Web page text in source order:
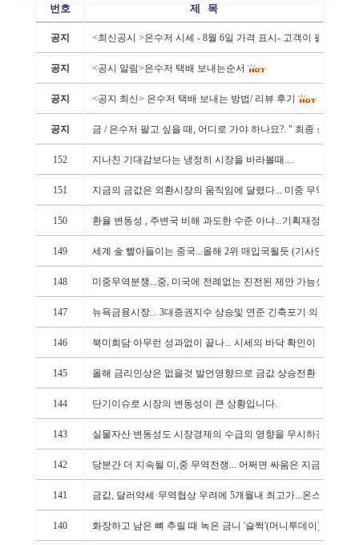
번호 제 목
공지 <최신공시 >은수저 시세 - 8월 6일 가격 표시- 고객이 팔 때 - 1
공지 <공시 알림>은수저 택배 보내는순서
공지 <공지 최신> 은수저 택배 보내는 방법/ 리뷰 후기
공지 금 / 은수저 팔고 싶을 때, 어디로 가야 하나요?. " 최종 실 수령
152 지나친 기대감보다는 냉정히 시장을 바라볼때....
151 지금의 금값은 외환시장의 움직임에 달렸다... 미중 무역분쟁
150 환율 변동성 , 주변국 비해 과도한 수준 아냐...기획재정부 차관
149 세계 金 빨아들이는 중국...올해 2위 매입국될듯 (기사인용)
148 미중무역분쟁...중, 미국에 전례없는 진전된 제안 가능성에 다
147 뉴욕금융시장... 3대증권지수 상승및 연준 긴축포기 의사표현에
146 북미회담 아무런 성과없이 끝나... 시세의 바닥 확인이 중요한
145 올해 금리인상은 없을것 발언영향으로 금값 상승전환
144 단기이슈로 시장의 변동성이 큰 상황입니다.
143 실물자산 변동성도 시장경제의 수급의 영향을 무시하진 못한
142 당분간 더 지속될 미,중 무역전쟁... 어쩌면 싸움은 지금부터??
141 금값, 달러약세·무역협상 우려에 5개월내 최고가...온스당,
140 화장하고 남은 뼈 추릴 때 녹은 금니 '슬쩍'(머니투데이)